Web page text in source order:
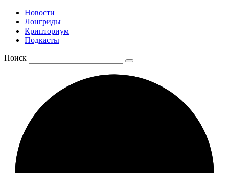
Новости
Лонгриды
Крипториум
Подкасты
Поиск